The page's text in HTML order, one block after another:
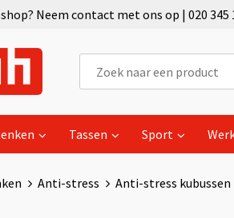
Neem contact met ons op | 020
Tassen Sport
Anti-stress Anti-stress kubussen